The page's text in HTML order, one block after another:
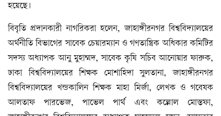
হয়েছে।
বিবৃতি প্রদানকারী নাগরিকরা হলেন, জাহাঙ্গীরনগর বিশ্ববিদ্যালয়ের
অর্থনীতি বিভাগের সাবেক চেয়ারম্যান ও গণতান্ত্রিক অধিকার কমিটির
সদস্য অধ্যাপক আনু মুহাম্মদ, সাবেক কৃষি সচিব আনোয়ার ফারুক,
ঢাকা বিশ্ববিদ্যালয়ের শিক্ষক মোশাহিদা সুলতানা, জাহাঙ্গীরনগর
বিশ্ববিদ্যালয়ের খন্ডকালিন শিক্ষক মাহা মির্জা, লেখক ও গবেষক
আলতাফ পারভেজ, পাভেল পার্থ এবং কল্লোল মোস্তফা,